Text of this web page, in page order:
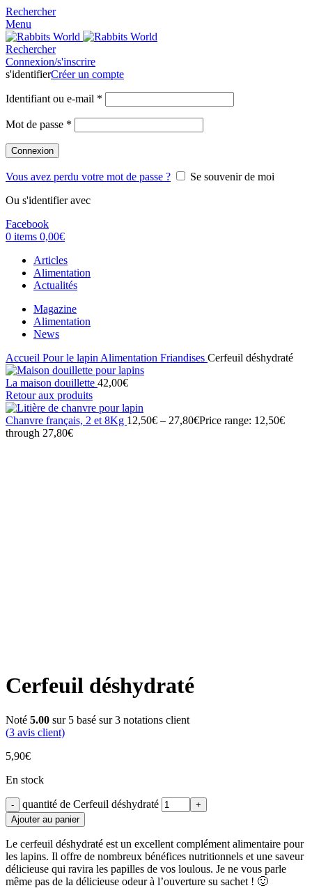
Rechercher
Menu
Rechercher
Connexion/s'inscrire
s'identifierCréer un compte
Identifiant ou e-mail *
Mot de passe *
Connexion
Vous avez perdu votre mot de passe ?
Se souvenir de moi
Ou s'identifier avec
Facebook
0 items 0,00€
Articles
Alimentation
Actualités
Magazine
Alimentation
News
Accueil Pour le lapin Alimentation Friandises Cerfeuil déshydraté
La maison douillette 42,00€
Retour aux produits
Chanvre français, 2 et 8Kg 12,50€ – 27,80€Price range: 12,50€
through 27,80€
Cerfeuil déshydraté
Noté 5.00 sur 5 basé sur3 notations client
(3 avis client)
5,90€
En stock
quantité de Cerfeuil déshydraté
Ajouter au panier
Le cerfeuil déshydraté est un excellent complément alimentaire pour
les lapins. Il offre de nombreux bénéfices nutritionnels et une saveur
délicieuse qui ravira les papilles de vos loulous. Je ne vous parle
même pas de la délicieuse odeur à l’ouverture su sachet ! 🙂